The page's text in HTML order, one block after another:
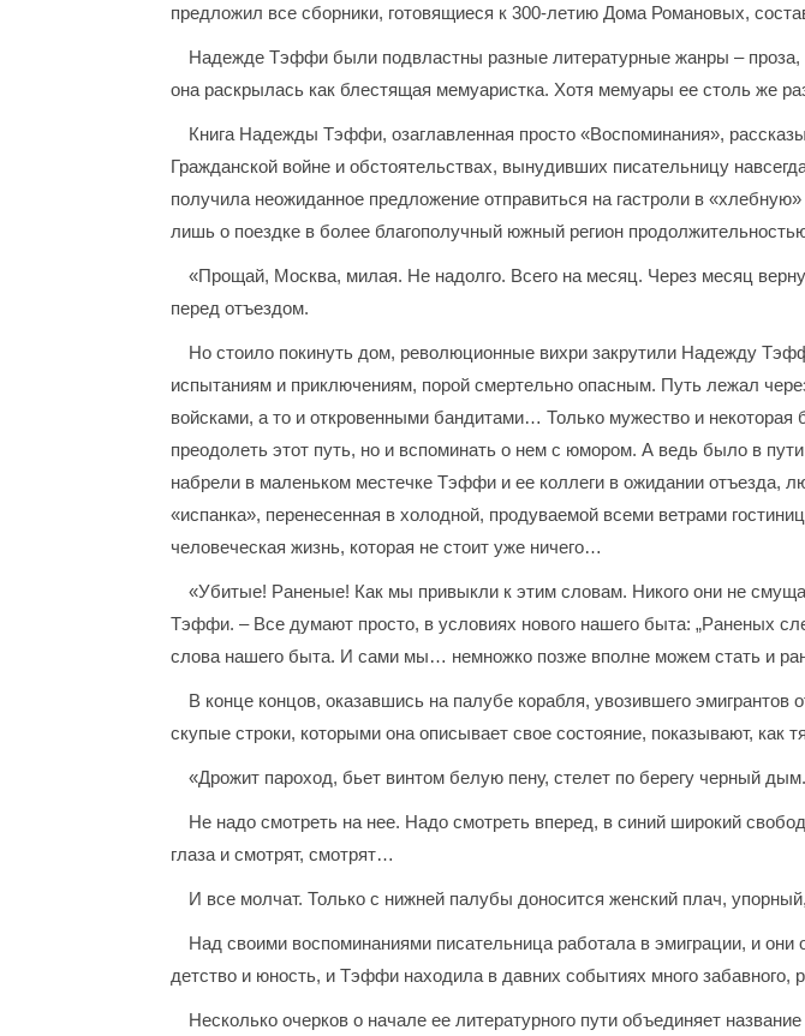
предложил все сборники, готовящиеся к 300-летию Дома Романовых,
Надежде Тэффи были подвластны разные литературные жанры –
она раскрылась как блестящая мемуаристка. Хотя мемуары ее столь же
Книга Надежды Тэффи, озаглавленная просто «Воспоминания»,
Гражданской войне и обстоятельствах, вынудивших писательницу
получила неожиданное предложение отправиться на гастроли в
лишь о поездке в более благополучный южный регион
«Прощай, Москва, милая. Не надолго. Всего на месяц. Через месяц
перед отъездом.
Но стоило покинуть дом, революционные вихри закрутили Надежду
испытаниям и приключениям, порой смертельно опасным. Путь лежал
войсками, а то и откровенными бандитами… Только мужество и
преодолеть этот путь, но и вспоминать о нем с юмором. А ведь было в
набрели в маленьком местечке Тэффи и ее коллеги в ожидании отъезда,
«испанка», перенесенная в холодной, продуваемой всеми ветрами
человеческая жизнь, которая не стоит уже ничего…
«Убитые! Раненые! Как мы привыкли к этим словам. Никого они не
Тэффи. – Все думают просто, в условиях нового нашего быта: „Раненых
слова нашего быта. И сами мы… немножко позже вполне можем стать и
В конце концов, оказавшись на палубе корабля, увозившего
скупые строки, которыми она описывает свое состояние, показывают,
«Дрожит пароход, бьет винтом белую пену, стелет по берегу черный
Не надо смотреть на нее. Надо смотреть вперед, в синий широкий
глаза и смотрят, смотрят…
И все молчат. Только с нижней палубы доносится женский плач,
Над своими воспоминаниями писательница работала в эмиграции, и
детство и юность, и Тэффи находила в давних событиях много забавного,
Несколько очерков о начале ее литературного пути объединяет